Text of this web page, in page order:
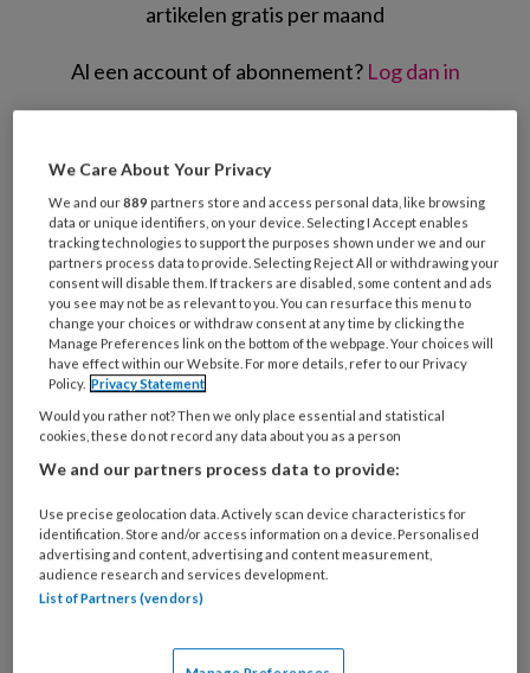
artikelen gratis per maand
Al een account of abonnement? Log dan in
is
je
e-
mailadres?
* *
Kies
je
wachtwoord* *
Kies
je
functie *
Bij
organisatie
werk
je?
Untitled
Ontvang 2x per week de
KinderopvangTotaal nieuwsbrief
Management Kinderopvang
We Care About Your Privacy
We and our889 partners store and access personal data, like browsing
data or unique identifiers, on your device. Selecting I Accept enables
tracking technologies to support the purposes shown under we and our
partners process data to provide. Selecting Reject All or withdrawing your
consent will disable them. If trackers are disabled, some content and ads
you see may not be as relevant to you. You can resurface this menu to
change your choices or withdraw consent at any time by clicking the
Manage Preferences link on the bottom of the webpage. Your choices will
have effect within our Website. For more details, refer to our Privacy
Policy. Privacy Statement
Would you rather not? Then we only place essential and statistical
cookies, these do not record any data about you as a person
We and our partners process data to provide:
Use precise geolocation data. Actively scan device characteristics for
identification. Store and/or access information on a device. Personalised
advertising and content, advertising and content measurement,
audience research and services development.
List of Partners (vendors)